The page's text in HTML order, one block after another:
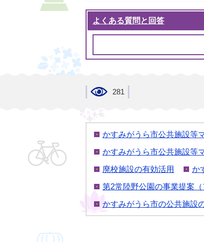
よくある質問と回答
281
かすみがうら市公共施設等
かすみがうら市公共施設等
廃校施設の有効活用 か
第2常陸野公園の事業提案
かすみがうら市の公共施設